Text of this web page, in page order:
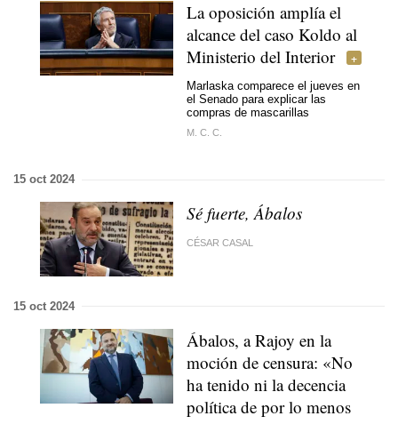
La oposición amplía el
alcance del caso Koldo al
Ministerio del Interior
Marlaska comparece el jueves en
el Senado para explicar las
compras de mascarillas
M. C. C.
15 oct 2024
Sé fuerte, Ábalos
CÉSAR CASAL
15 oct 2024
Ábalos, a Rajoy en la
moción de censura: «No
ha tenido ni la decencia
política de por lo menos